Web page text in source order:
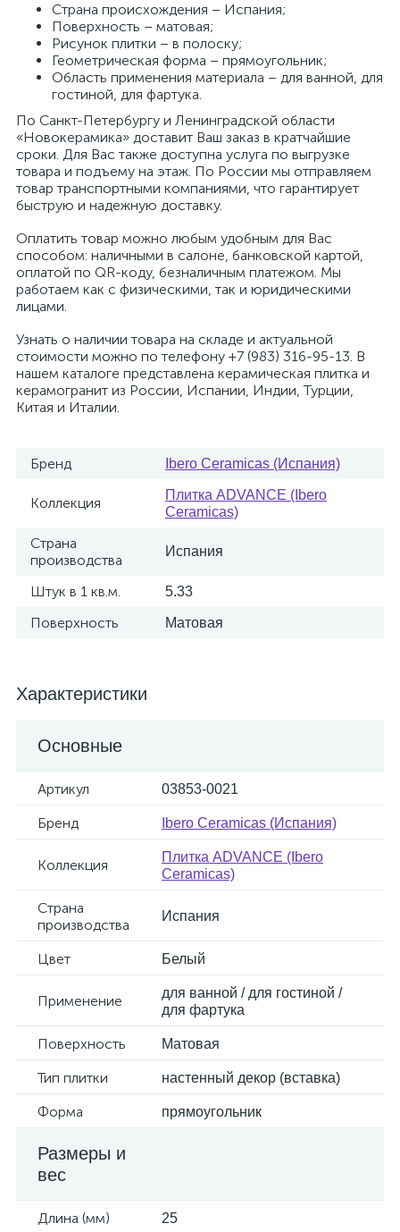
Страна происхождения – Испания;
Поверхность – матовая;
Рисунок плитки – в полоску;
Геометрическая форма – прямоугольник;
Область применения материала – для ванной, для
гостиной, для фартука.
По Санкт-Петербургу и Ленинградской области
«Новокерамика» доставит Ваш заказ в кратчайшие
сроки. Для Вас также доступна услуга по выгрузке
товара и подъему на этаж. По России мы отправляем
товар транспортными компаниями, что гарантирует
быструю и надежную доставку.
Оплатить товар можно любым удобным для Вас
способом: наличными в салоне, банковской картой,
оплатой по QR-коду, безналичным платежом. Мы
работаем как с физическими, так и юридическими
лицами.
Узнать о наличии товара на складе и актуальной
стоимости можно по телефону +7 (983) 316-95-13. В
нашем каталоге представлена керамическая плитка и
керамогранит из России, Испании, Индии, Турции,
Китая и Италии.
Бренд Ibero Ceramicas (Испания)
Коллекция
Плитка ADVANCE (Ibero
Ceramicas)
Страна
производства
Испания
Штук в 1 кв.м. 5.33
Поверхность Матовая
Характеристики
Основные
Артикул 03853-0021
Бренд Ibero Ceramicas (Испания)
Коллекция
Плитка ADVANCE (Ibero
Ceramicas)
Страна
производства
Испания
Цвет Белый
Применение
для ванной / для гостиной /
для фартука
Поверхность Матовая
Тип плитки настенный декор (вставка)
Форма прямоугольник
Размеры и
вес
Длина (мм) 25